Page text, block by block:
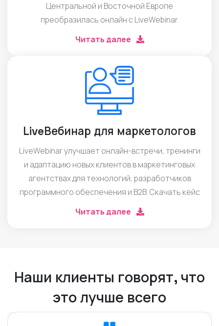
Центральной и Восточной Европе
преобразилась онлайн с LiveWebinar.
Читать далее
LiveВебинар для маркетологов
LiveWebinar улучшает онлайн-встречи, тренинги
и адаптацию новых клиентов в маркетинговых
агентствах для технологий, разработчиков
программного обеспечения и B2B. Скачать кейс
Читать далее
Наши клиенты говорят, что
это лучше всего